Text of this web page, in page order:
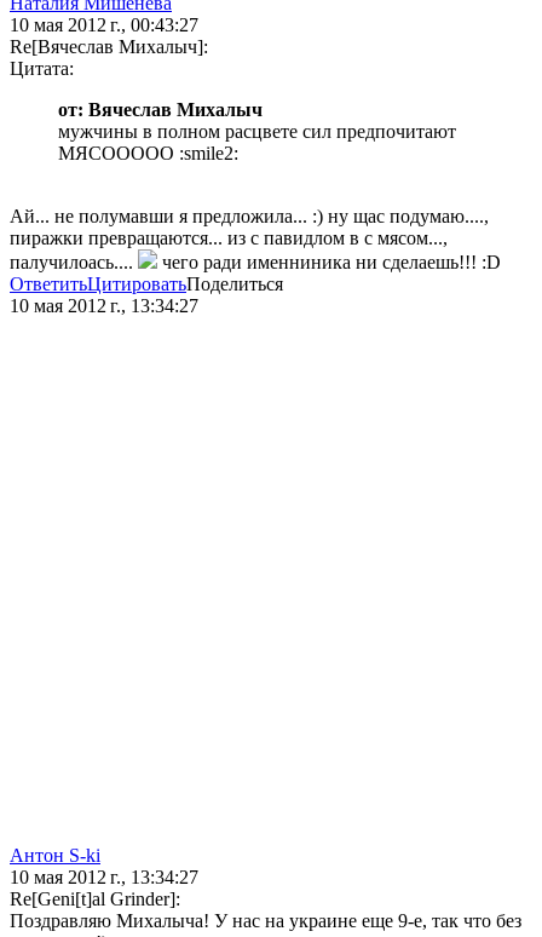
10 мая 2012 г., 00:43:27
Re[Вячеслав Михалыч]:
Цитата:
от: Вячеслав Михалыч
мужчины в полном расцвете сил предпочитают
МЯСООООО :smile2:
Ай... не полумавши я предложила... :) ну щас подумаю....,
пиражки превращаются... из с павидлом в с мясом...,
палучилоась....
чего ради именниника ни сделаешь!!! :D
ОтветитьЦитироватьПоделиться
10 мая 2012 г., 13:34:27
Антон S-ki
10 мая 2012 г., 13:34:27
Re[Geni[t]al Grinder]:
Поздравляю Михалыча! У нас на украине еще 9-е, так что без